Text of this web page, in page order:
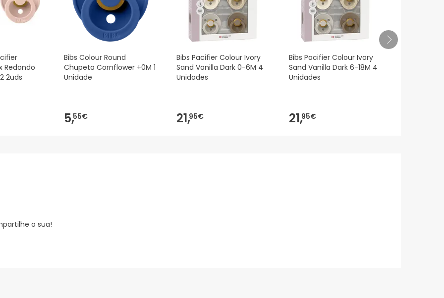
Redondo
2uds
Bibs Colour Round
Chupeta Cornflower +0M 1
Unidade
5,55€
Bibs Pacifier Colour Ivory
Sand Vanilla Dark 0-6M 4
Unidades
21,95€
Bibs Pacifier Colour Ivory
Sand Vanilla Dark 6-18M 4
Unidades
21,95€
a sua!